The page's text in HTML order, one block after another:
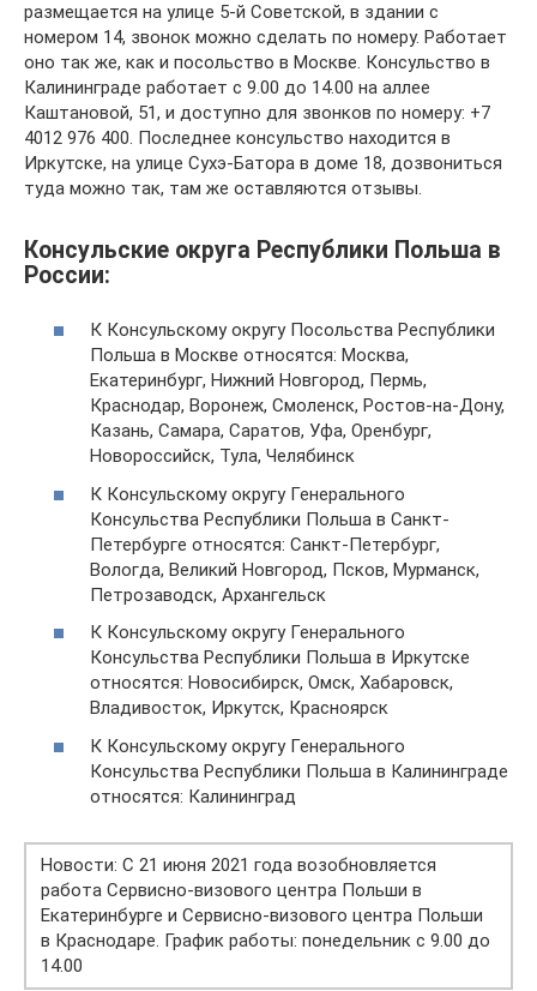
размещается на улице 5-й Советской, в здании с
номером 14, звонок можно сделать по номеру. Работает
оно так же, как и посольство в Москве. Консульство в
Калининграде работает с 9.00 до 14.00 на аллее
Каштановой, 51, и доступно для звонков по номеру: +7
4012 976 400. Последнее консульство находится в
Иркутске, на улице Сухэ-Батора в доме 18, дозвониться
туда можно так, там же оставляются отзывы.
Консульские округа Республики Польша в
России:
К Консульскому округу Посольства Республики
Польша в Москве относятся: Москва,
Екатеринбург, Нижний Новгород, Пермь,
Краснодар, Воронеж, Смоленск, Ростов-на-Дону,
Казань, Самара, Саратов, Уфа, Оренбург,
Новороссийск, Тула, Челябинск
К Консульскому округу Генерального
Консульства Республики Польша в Санкт-
Петербурге относятся: Санкт-Петербург,
Вологда, Великий Новгород, Псков, Мурманск,
Петрозаводск, Архангельск
К Консульскому округу Генерального
Консульства Республики Польша в Иркутске
относятся: Новосибирск, Омск, Хабаровск,
Владивосток, Иркутск, Красноярск
К Консульскому округу Генерального
Консульства Республики Польша в Калининграде
относятся: Калининград
Новости: С 21 июня 2021 года возобновляется
работа Сервисно-визового центра Польши в
Екатеринбурге и Сервисно-визового центра Польши
в Краснодаре. График работы: понедельник с 9.00 до
14.00